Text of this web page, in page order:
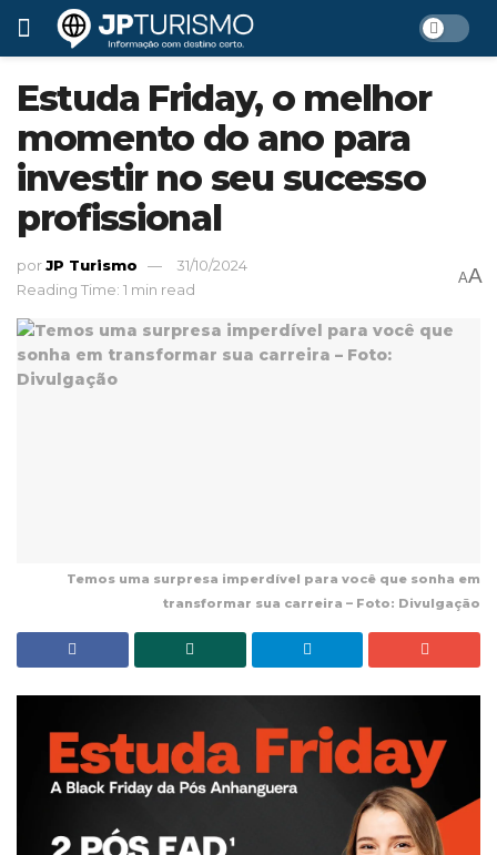
Estuda Friday, o melhor
momento do ano para
investir no seu sucesso
profissional
porJP Turismo
31/10/2024
Reading Time: 1 min read
AA
Temos uma surpresa imperdível para você que sonha em
transformar sua carreira – Foto: Divulgação